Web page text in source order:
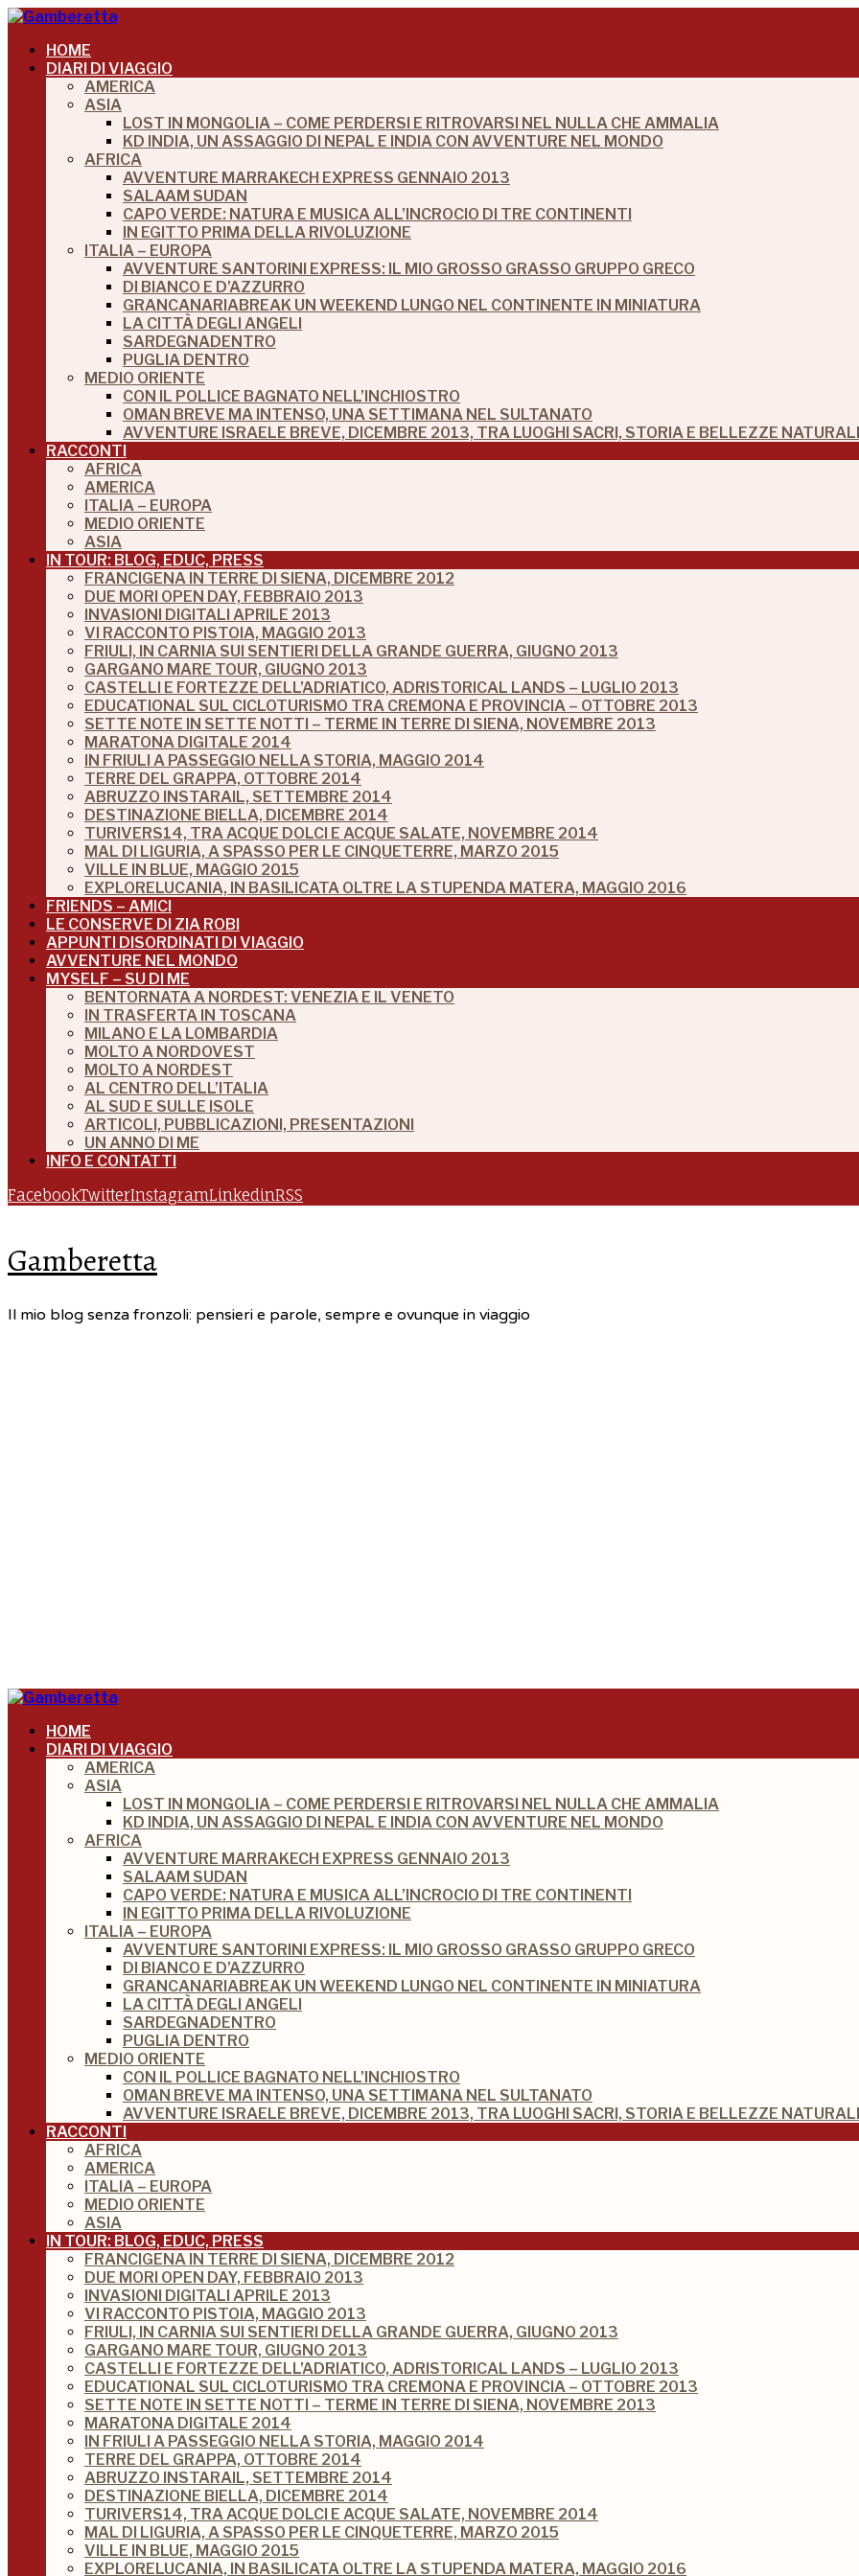
HOME
DIARI DI VIAGGIO
AMERICA
ASIA
LOST IN MONGOLIA – COME PERDERSI E RITROVARSI NEL NULLA CHE AMMALIA
KD INDIA, UN ASSAGGIO DI NEPAL E INDIA CON AVVENTURE NEL MONDO
AFRICA
AVVENTURE MARRAKECH EXPRESS GENNAIO 2013
SALAAM SUDAN
CAPO VERDE: NATURA E MUSICA ALL’INCROCIO DI TRE CONTINENTI
IN EGITTO PRIMA DELLA RIVOLUZIONE
ITALIA – EUROPA
AVVENTURE SANTORINI EXPRESS: IL MIO GROSSO GRASSO GRUPPO GRECO
DI BIANCO E D’AZZURRO
GRANCANARIABREAK UN WEEKEND LUNGO NEL CONTINENTE IN MINIATURA
LA CITTÀ DEGLI ANGELI
SARDEGNADENTRO
PUGLIA DENTRO
MEDIO ORIENTE
CON IL POLLICE BAGNATO NELL’INCHIOSTRO
OMAN BREVE MA INTENSO, UNA SETTIMANA NEL SULTANATO
AVVENTURE ISRAELE BREVE, DICEMBRE 2013, TRA LUOGHI SACRI, STORIA E BELLEZZE NATURALI
RACCONTI
AFRICA
AMERICA
ITALIA – EUROPA
MEDIO ORIENTE
ASIA
IN TOUR: BLOG, EDUC, PRESS
FRANCIGENA IN TERRE DI SIENA, DICEMBRE 2012
DUE MORI OPEN DAY, FEBBRAIO 2013
INVASIONI DIGITALI APRILE 2013
VI RACCONTO PISTOIA, MAGGIO 2013
FRIULI, IN CARNIA SUI SENTIERI DELLA GRANDE GUERRA, GIUGNO 2013
GARGANO MARE TOUR, GIUGNO 2013
CASTELLI E FORTEZZE DELL’ADRIATICO, ADRISTORICAL LANDS – LUGLIO 2013
EDUCATIONAL SUL CICLOTURISMO TRA CREMONA E PROVINCIA – OTTOBRE 2013
SETTE NOTE IN SETTE NOTTI – TERME IN TERRE DI SIENA, NOVEMBRE 2013
MARATONA DIGITALE 2014
IN FRIULI A PASSEGGIO NELLA STORIA, MAGGIO 2014
TERRE DEL GRAPPA, OTTOBRE 2014
ABRUZZO INSTARAIL, SETTEMBRE 2014
DESTINAZIONE BIELLA, DICEMBRE 2014
TURIVERS14, TRA ACQUE DOLCI E ACQUE SALATE, NOVEMBRE 2014
MAL DI LIGURIA, A SPASSO PER LE CINQUETERRE, MARZO 2015
VILLE IN BLUE, MAGGIO 2015
EXPLORELUCANIA, IN BASILICATA OLTRE LA STUPENDA MATERA, MAGGIO 2016
FRIENDS – AMICI
LE CONSERVE DI ZIA ROBI
APPUNTI DISORDINATI DI VIAGGIO
AVVENTURE NEL MONDO
MYSELF – SU DI ME
BENTORNATA A NORDEST: VENEZIA E IL VENETO
IN TRASFERTA IN TOSCANA
MILANO E LA LOMBARDIA
MOLTO A NORDOVEST
MOLTO A NORDEST
AL CENTRO DELL’ITALIA
AL SUD E SULLE ISOLE
ARTICOLI, PUBBLICAZIONI, PRESENTAZIONI
UN ANNO DI ME
INFO E CONTATTI
FacebookTwitterInstagramLinkedinRSS
Gamberetta
Il mio blog senza fronzoli: pensieri e parole, sempre e ovunque in viaggio
HOME
DIARI DI VIAGGIO
AMERICA
ASIA
LOST IN MONGOLIA – COME PERDERSI E RITROVARSI NEL NULLA CHE AMMALIA
KD INDIA, UN ASSAGGIO DI NEPAL E INDIA CON AVVENTURE NEL MONDO
AFRICA
AVVENTURE MARRAKECH EXPRESS GENNAIO 2013
SALAAM SUDAN
CAPO VERDE: NATURA E MUSICA ALL’INCROCIO DI TRE CONTINENTI
IN EGITTO PRIMA DELLA RIVOLUZIONE
ITALIA – EUROPA
AVVENTURE SANTORINI EXPRESS: IL MIO GROSSO GRASSO GRUPPO GRECO
DI BIANCO E D’AZZURRO
GRANCANARIABREAK UN WEEKEND LUNGO NEL CONTINENTE IN MINIATURA
LA CITTÀ DEGLI ANGELI
SARDEGNADENTRO
PUGLIA DENTRO
MEDIO ORIENTE
CON IL POLLICE BAGNATO NELL’INCHIOSTRO
OMAN BREVE MA INTENSO, UNA SETTIMANA NEL SULTANATO
AVVENTURE ISRAELE BREVE, DICEMBRE 2013, TRA LUOGHI SACRI, STORIA E BELLEZZE NATURALI
RACCONTI
AFRICA
AMERICA
ITALIA – EUROPA
MEDIO ORIENTE
ASIA
IN TOUR: BLOG, EDUC, PRESS
FRANCIGENA IN TERRE DI SIENA, DICEMBRE 2012
DUE MORI OPEN DAY, FEBBRAIO 2013
INVASIONI DIGITALI APRILE 2013
VI RACCONTO PISTOIA, MAGGIO 2013
FRIULI, IN CARNIA SUI SENTIERI DELLA GRANDE GUERRA, GIUGNO 2013
GARGANO MARE TOUR, GIUGNO 2013
CASTELLI E FORTEZZE DELL’ADRIATICO, ADRISTORICAL LANDS – LUGLIO 2013
EDUCATIONAL SUL CICLOTURISMO TRA CREMONA E PROVINCIA – OTTOBRE 2013
SETTE NOTE IN SETTE NOTTI – TERME IN TERRE DI SIENA, NOVEMBRE 2013
MARATONA DIGITALE 2014
IN FRIULI A PASSEGGIO NELLA STORIA, MAGGIO 2014
TERRE DEL GRAPPA, OTTOBRE 2014
ABRUZZO INSTARAIL, SETTEMBRE 2014
DESTINAZIONE BIELLA, DICEMBRE 2014
TURIVERS14, TRA ACQUE DOLCI E ACQUE SALATE, NOVEMBRE 2014
MAL DI LIGURIA, A SPASSO PER LE CINQUETERRE, MARZO 2015
VILLE IN BLUE, MAGGIO 2015
EXPLORELUCANIA, IN BASILICATA OLTRE LA STUPENDA MATERA, MAGGIO 2016